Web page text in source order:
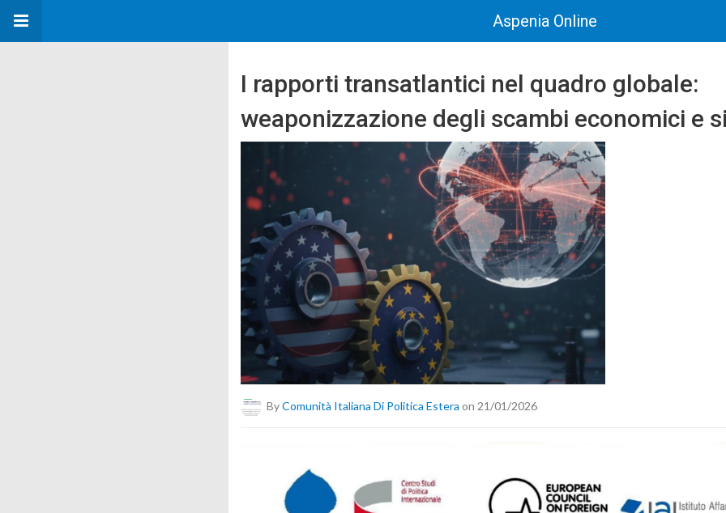
Aspenia Online
I rapporti transatlantici nel quadro globale:
weaponizzazione degli scambi economici e
ByComunità Italiana Di Politica Estera on 21/01/2026